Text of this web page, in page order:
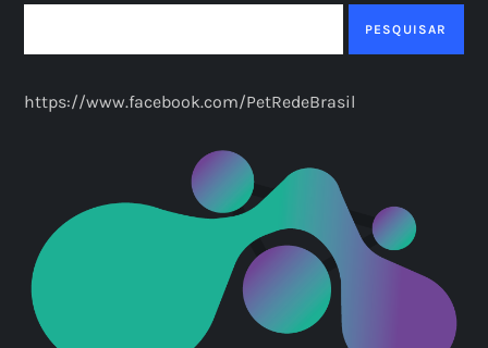
PESQUISAR
https://www.facebook.com/PetRedeBrasil